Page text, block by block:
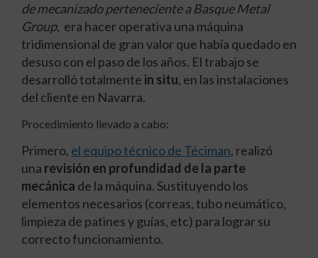
de mecanizado perteneciente a Basque Metal
Group, era hacer operativa una máquina
tridimensional de gran valor que había quedado en
desuso con el paso de los años. El trabajo se
desarrolló totalmente in situ, en las instalaciones
del cliente en Navarra.
Procedimiento llevado a cabo:
Primero, el equipo técnico de Téciman, realizó
una revisión en profundidad de la parte
mecánica de la máquina. Sustituyendo los
elementos necesarios (correas, tubo neumático,
limpieza de patines y guías, etc) para lograr su
correcto funcionamiento.